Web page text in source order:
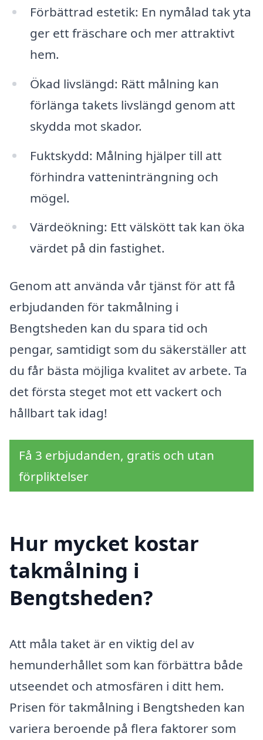
Förbättrad estetik: En nymålad tak yta
ger ett fräschare och mer attraktivt
hem.
Ökad livslängd: Rätt målning kan
förlänga takets livslängd genom att
skydda mot skador.
Fuktskydd: Målning hjälper till att
förhindra vatteninträngning och
mögel.
Värdeökning: Ett välskött tak kan öka
värdet på din fastighet.
Genom att använda vår tjänst för att få
erbjudanden för takmålning i
Bengtsheden kan du spara tid och
pengar, samtidigt som du säkerställer att
du får bästa möjliga kvalitet av arbete. Ta
det första steget mot ett vackert och
hållbart tak idag!
Få 3 erbjudanden, gratis och utan
förpliktelser
Hur mycket kostar
takmålning i
Bengtsheden?
Att måla taket är en viktig del av
hemunderhållet som kan förbättra både
utseendet och atmosfären i ditt hem.
Prisen för takmålning i Bengtsheden kan
variera beroende på flera faktorer som